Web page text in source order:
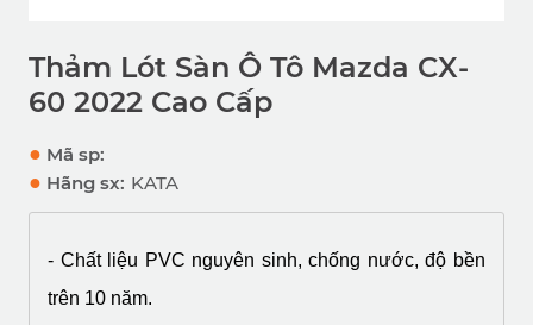
Thảm Lót Sàn Ô Tô Mazda CX-
60 2022 Cao Cấp
● Mã sp:
● Hãng sx: KATA
- Chất liệu PVC nguyên sinh, chống nước, độ bền
trên 10 năm.